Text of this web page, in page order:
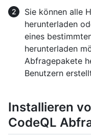
Sie können alle
herunterladen
eines
herunterladen
Abfragepakete
Benutzern
Installieren
CodeQL